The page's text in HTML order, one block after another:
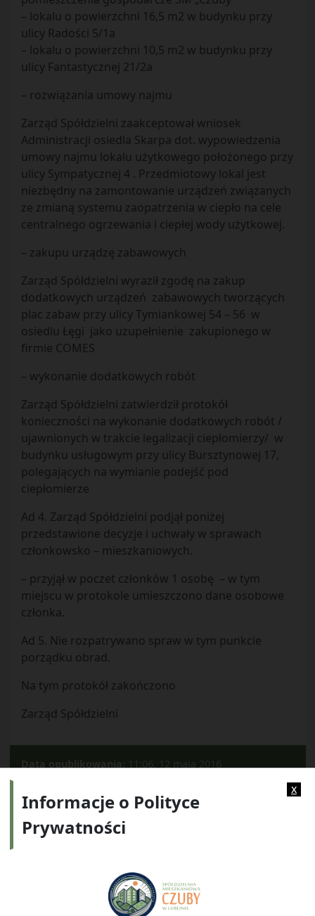
– lokalu o powierzchni 16,5 m2 w budynku przy
ulicy Radości 5/1a
– lokalu o powierzchni 10,5 m2 w budynku przy
ulicy Fantastycznej 21/2a
– rozwiązania umowy najmu
Zarząd Spółdzielni zaakceptował wniosek
Administracji osiedla Skarpa dot. wypowiedzenia
umowy najmu lokalu użytkowego położonego przy
ulicy Sympatycznej 4 . Przedmiotowy lokal jest
niezbędny na zamontowanie urządzeń związanych
ze zmianą systemu zaopatrzenia w ciepło na cele
centralnego ogrzewania i ciepłej wody użytkowej.
– zakupu urządzę zabawowych
Zarząd Spółdzielni wyraził zgodę na zakup
dodatkowych urządzeń zabawowych tworzących
plac zabaw przy ulicy Tymiankowej 54 – 56 w
osiedlu Łęgi jako uzupełnienie zakupionego w
firmie COMES
– wykonanie dodatkowych robót
Zarząd Spółdzielni zatwierdził protokół
konieczności na wykonanie dodatkowych robót /
ujawnionych w trakcie legalizacji ciepłomierzy/ w
budynku usługowym przy ulicy Bursztynowej 17,
polegających na wymianie podejść pod
ciepłomierze
Ad 4. Zarząd Spółdzielni podjął poniżej
przedstawione decyzje i uchwały w sprawach
członkowsko – mieszkaniowych.
– przyjął w poczet członków 1 osobę – w tym
miejscu w protokole umieszczono dane osobowe
członka.
Ad 5. Nie rozpatrywano spraw w tym punkcie
porządku obrad.
Na tym protokół zakończono
Zarząd Spółdzielni
Data opublikowania: 11:06, 12 maja 2016
x
Informacje o Polityce
Prywatności